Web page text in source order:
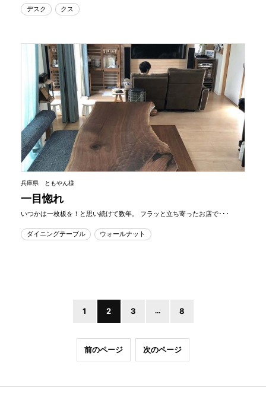
デスク クス
兵庫県 ともやん様
一目惚れ
いつかは一枚板を！と思い続けて数年。 フラッと立ち寄ったお店で･･･
ダイニングテーブル ウォールナット
前のページ
1 2 3 ... 8
次のページ